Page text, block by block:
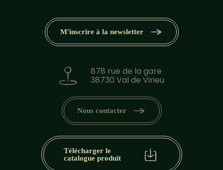
878 rue de la gare
38730 Val de Virieu
Nous contacter
M'inscrire à la newsletter
Télécharger le
catalogue produit